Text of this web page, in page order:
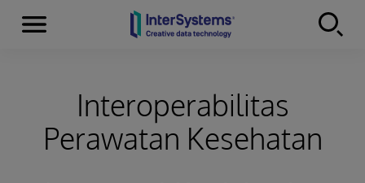
Skip to content
Menu
Interoperabilitas
Perawatan Kesehatan